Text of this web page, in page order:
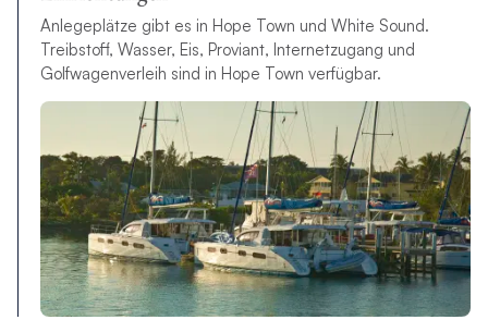
Anlegeplätze gibt es in Hope Town und White Sound.
Treibstoff, Wasser, Eis, Proviant, Internetzugang und
Golfwagenverleih sind in Hope Town verfügbar.